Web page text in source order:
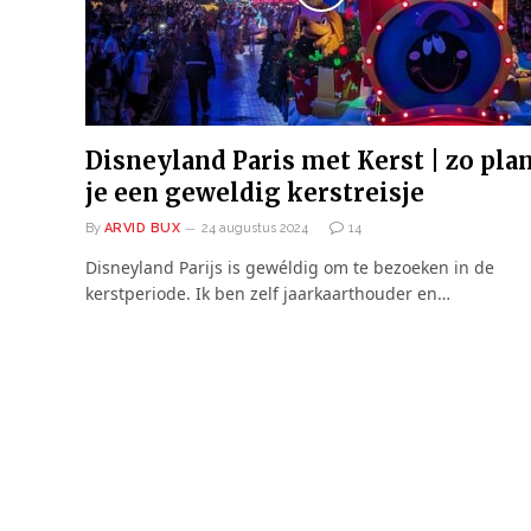
Disneyland Paris met Kerst | zo
je een geweldig kerstreisje
By ARVID BUX 24 augustus 2024 14
Disneyland Parijs is gewéldig om te bezoeken in de
kerstperiode. Ik ben zelf jaarkaarthouder en…